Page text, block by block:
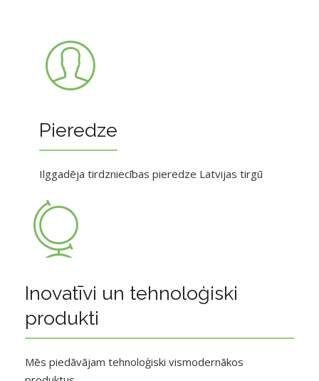
Pieredze
Ilggadēja tirdzniecības pieredze Latvijas tirgū
Inovatīvi un tehnoloģiski
produkti
Mēs piedāvājam tehnoloģiski vismodernākos